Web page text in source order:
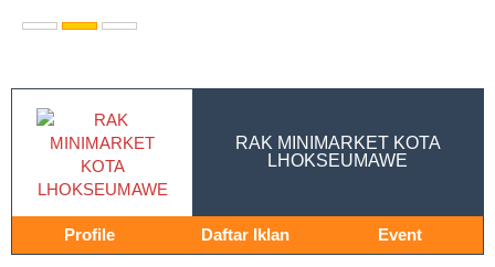
RAK MINIMARKET KOTA
LHOKSEUMAWE
Profile Daftar Iklan Event